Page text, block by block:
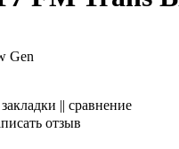
Gen
|| сравнение
отзыв